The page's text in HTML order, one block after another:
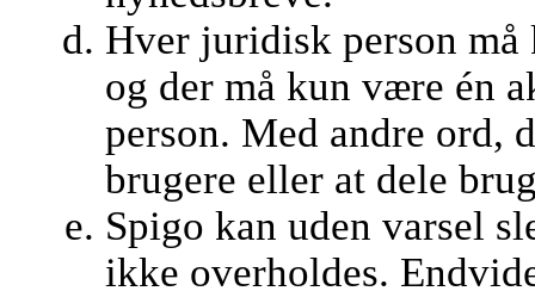
Hver juridisk person må
og der må kun være én
person. Med andre ord,
brugere eller at dele
Spigo kan uden varsel
ikke overholdes.